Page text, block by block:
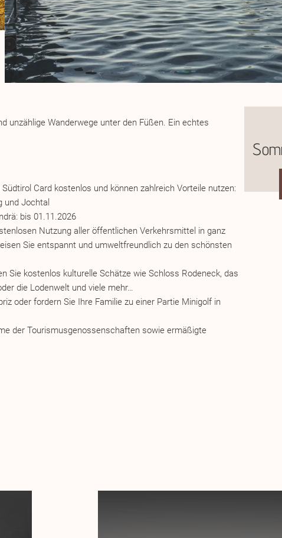
unzählige Wanderwege unter den Füßen. Ein echtes
Card kostenlos und können zahlreich Vorteile nutzen:
und Jochtal
bis 01.11.2026
Nutzung aller öffentlichen Verkehrsmittel in ganz
Sie entspannt und umweltfreundlich zu den schönsten
Sie kostenlos kulturelle Schätze wie Schloss Rodeneck, das
die Lodenwelt und viele mehr…
oder fordern Sie Ihre Familie zu einer Partie Minigolf in
der Tourismusgenossenschaften sowie ermäßigte